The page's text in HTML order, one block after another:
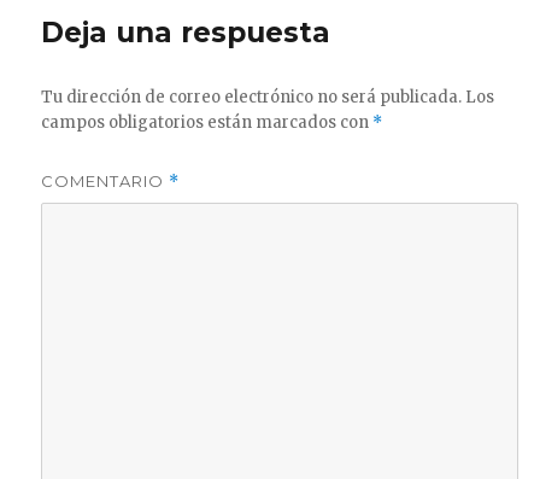
Deja una respuesta
Tu dirección de correo electrónico no será publicada. Los
campos obligatorios están marcados con *
COMENTARIO *